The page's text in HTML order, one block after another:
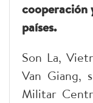
cooperación
países.
Son La,
Van Giang,
Militar